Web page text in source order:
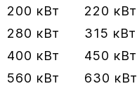
200 кВт
220 кВт
280 кВт
315 кВт
400 кВт
450 кВт
560 кВт
630 кВт